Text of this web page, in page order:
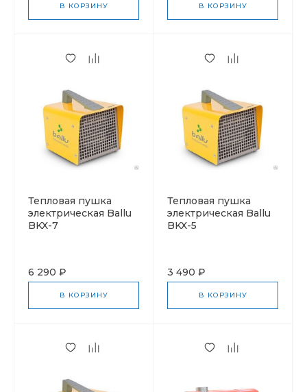
В КОРЗИНУ В КОРЗИНУ
Тепловая пушка
электрическая Ballu
BKX-7
6 290 ₽
В КОРЗИНУ
Тепловая пушка
электрическая Ballu
BKX-5
3 490 ₽
В КОРЗИНУ